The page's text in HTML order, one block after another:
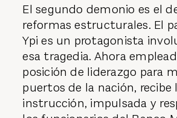
El segundo demonio es el
reformas estructurales. El
Ypi es un protagonista
esa tragedia. Ahora
posición de liderazgo para
puertos de la nación, recibe
instrucción, impulsada y